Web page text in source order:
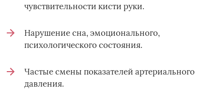
чувствительности кисти руки.
Нарушение сна, эмоционального,
психологического состояния.
Частые смены показателей артериального
давления.